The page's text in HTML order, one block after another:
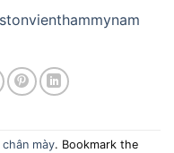
mày. Bookmark the